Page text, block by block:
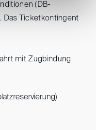
(DB-
Das Ticketkontingent
mit Zugbindung